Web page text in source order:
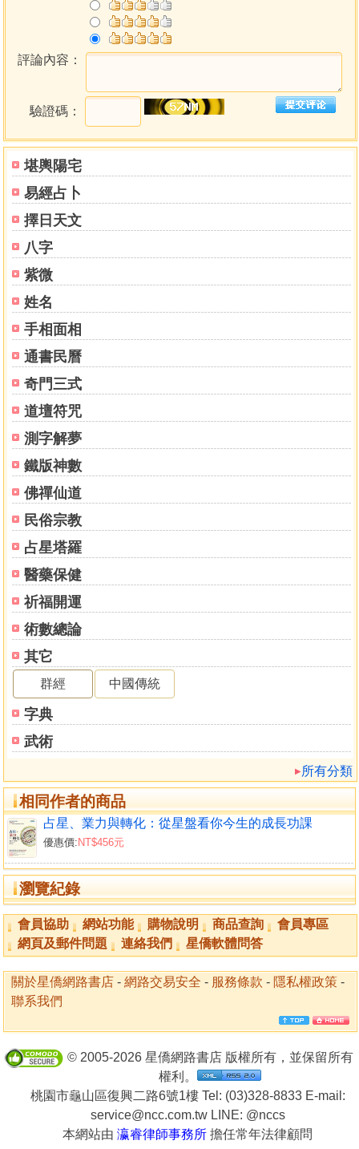
堪輿陽宅
易經占卜
擇日天文
八字
紫微
姓名
手相面相
通書民曆
奇門三式
道壇符咒
測字解夢
鐵版神數
佛禪仙道
民俗宗教
占星塔羅
醫藥保健
祈福開運
術數總論
其它
群經 中國傳統
字典
武術
所有分類
相同作者的商品
占星、業力與轉化：從星盤看你今生的成長功課
優惠價: NT$456元
瀏覽紀錄
身心靈療癒課程講師、作者、譯者 胡因夢
界裡，一面經驗著各種外來的挑戰和刺激，一面又要勉力去
調和內在反應帶來的衝突與矛盾，因此亟需要一套能兼顧質
與量、個人與整體宇宙、主觀與客觀性、世俗與神祕性、形
上與形下、現象與原理的詮釋系統，來幫助自己理解事件背
後的意義和目的，如此才能完整地洞察心理慣性模式之中必
須修正、調整和轉化的老舊制約。
本書的第一部分就是在試圖釐清、闡明及說服讀者，爲
何占星學歷經了數千年的發展，遭遇過人類的青睞及污名
化，但仍然能突破科學實證主義傾向的制約，逐漸與心理科
學結合，而達成了上述種種在詮釋上的完整目的。
此外，阿若優也花了許多功夫來闡明占星學爲何能成爲
「人本心理學」的有力工具。根據布根紹爾這位心理學家的
看法，人本心理學的主旨乃是要完整地描述生而爲人的意
義，同時要研究人類的成長、進化及退化傾向，和外在制約
的互動關係，主體經驗的範疇和種類，在宇宙中的定位和意
義，以及一切的感受、思想和行動的潛能。以阿若優多年的
研究來看，這一切均可藉由「人本占星學」獲得釐清。
論及「預測未來」在一般人心目中造成的不自由感時，
作者舉出了占星大家丹恩．魯依爾（Dane Rudhyar）和心理
學家卡爾．羅傑斯（Carl Rogers）的見解：人最終的自由乃
是要選定心態來面對眼前的情境。其實大部分的人之所以會
卡在某段生命遭遇裡、變得進退兩難，主因就是不知該以何
種態度來面對。由於缺乏全盤的理解，所以只能從慣性模式
和偏狹的觀點，做出自己無法控制的負面反應。占星學能夠
連結小宇宙（人類）和大宇宙（行星的勢力），讓我們從生
命內建的一體性和同時發生性，來洞悉事件背後極其精密的
業力脈絡，繼而以正向開放的心態去接納和面對挑戰，以達
成淨化及成長的目的。因此，預知未來可能面臨的挑戰並不
會限制個人的自由意志，反而使人更有能力讓命定的事件順
利地穿越過自己，也穿越過自己的意志和選擇。
此外由於超個人心理學方興未艾的發展趨勢，令許多心
理學家開始積極投入於超驗次元的研究。這樣的研究令科學
家們意識到過往的人格理論已經不再適用，但又缺乏針對個
人的超驗次元的詮釋系統，就此點阿若優仍強烈主張只有
「人本占星學」能運用天體的週期活動做爲象徵語言，來呈
本書的第二部分談到了脈輪系統與行星之間的關係。脈
輪是存在於人體中脈上面的七個能量中樞，它們和十大行星
落入的星座能量波息息相關，而行星又象徵著一個人內在的
衝動、需求及動機。事實上黃道十二星座就是由地、水、
火、風四元素所構成的，這四元素不但是占星學和一切玄學
的基礎，也是人類經驗到的一切事物的構成元素，甚至是靈
魂在肉體產生作用力的必要條件，或是意識體的動力來源。
因此，學占星學必須先徹底了解四元素的內涵、意義以及彼
此的關係，才能領略這門學問眞正的本質。此外，歐美發展
以和四元素代表的意義結合，來正確地做出診斷。
筆者在翻譯本書和《占星、業力與轉化》的過程中，深
深地感受到阿若優嚴謹理性的科學語背後，不斷地透露出來
努力地闡明和疏理，都無法讓當時的主流社會徹底承認此類
本書和《占星、業力與轉化》，是阿若優最受歐美占星
界及讀者肯定的經典著作。譯者爲心靈工坊選出它們作爲心
理占星學系列叢書的前導，目的就在於提供一個深入認識占
評論內容：
驗證碼：
會員協助 網站功能 購物說明 商品查詢
會員專區
網頁及郵件問題
連絡我們 星僑軟體問答
關於星僑網路書店 - 網路交易安全 - 服務條款 - 隱私權政策 -
聯系我們
© 2005-2026 星僑網路書店 版權所有，並保留所有
權利。
桃園市龜山區復興二路6號1樓 Tel: (03)328-8833 E-mail:
service@ncc.com.tw LINE: @nccs
本網站由 瀛睿律師事務所 擔任常年法律顧問